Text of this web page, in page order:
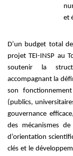
et
D’un budget total
projet TEI-INSP au
soutenir la
accompagnant la
son
(publics,
gouvernance
des mécanismes
d’orientation
clés et le